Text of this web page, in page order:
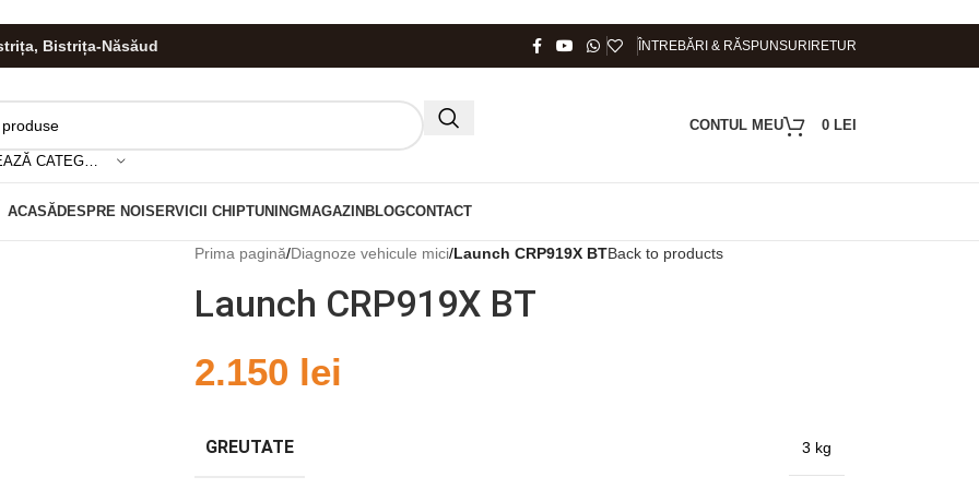
Bistrița-Năsăud ÎNTREBĂRI & RĂSPUNSURI RETUR
SELECTEAZĂ CATEGORIA
CONTUL MEU 0 LEI
ACASĂDESPRE NOI SERVICII CHIPTUNINGMAGAZIN BLOGCONTACT
Prima pagină/Diagnoze vehicule mici/Launch CRP919X BTBack to products
Launch CRP919X BT
2.150 lei
GREUTATE 3 kg